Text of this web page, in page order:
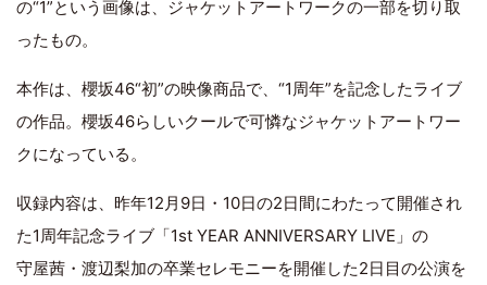
の“1”という画像は、ジャケットアートワークの一部を切り取
ったもの。
本作は、櫻坂46“初”の映像商品で、“1周年”を記念したライブ
の作品。櫻坂46らしいクールで可憐なジャケットアートワー
クになっている。
収録内容は、昨年12月9日・10日の2日間にわたって開催され
た1周年記念ライブ「1st YEAR ANNIVERSARY LIVE」の
守屋茜 ・ 渡辺梨加の卒業セレモニーを開催した2日目の公演を